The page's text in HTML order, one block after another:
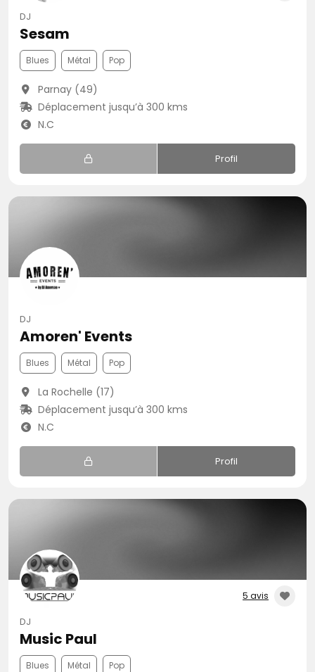
DJ
Sesam
Blues Métal Pop
Parnay (49)
Déplacement jusqu’à 300 kms
N.C
Profil
DJ
Amoren' Events
Blues Métal Pop
La Rochelle (17)
Déplacement jusqu’à 300 kms
N.C
Profil
5 avis
DJ
Music Paul
Blues Métal Pop